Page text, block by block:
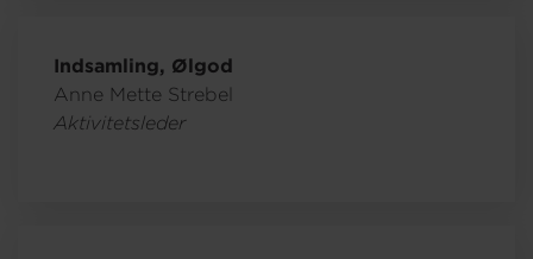
Indsamling, Ølgod
Anne Mette Strebel
Aktivitetsleder